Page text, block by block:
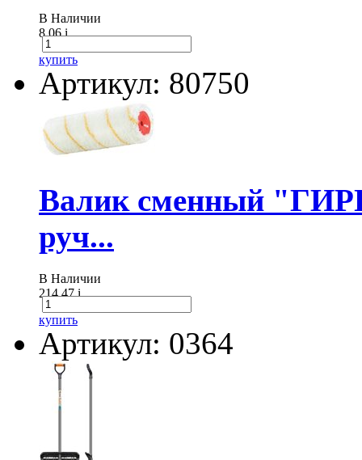
В Наличии
8.06i
купить
Артикул: 80750
Валик сменный
руч...
В Наличии
214.47i
купить
Артикул: 0364